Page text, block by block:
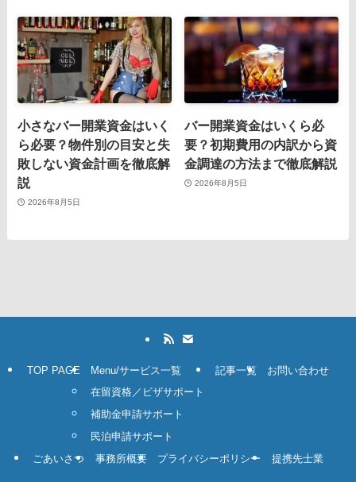
小さなバー開業資金はいく
ら必要？物件別の目安と失
敗しない資金計画を徹底解
説
2026年8月5日
バー開業資金はいくら必
要？初期費用の内訳から資
金調達の方法まで徹底解説
2026年8月5日
TOP PAGE
Menu/サービス一覧
在留資格／ビザサポート
補助金申請サポート
民泊申請サポート
記事一覧 お問い合わせ
ごあいさつ 事務所概要 プライバシーポリシー 提携先士業